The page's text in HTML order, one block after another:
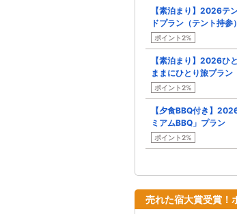
【素泊まり】2026テ
ドプラン（テント持参）
ポイント2%
【素泊まり】2026ひ
ままにひとり旅プラン
ポイント2%
【夕食BBQ付き】
ミアムBBQ」プラン
ポイント2%
売れた宿大賞受賞